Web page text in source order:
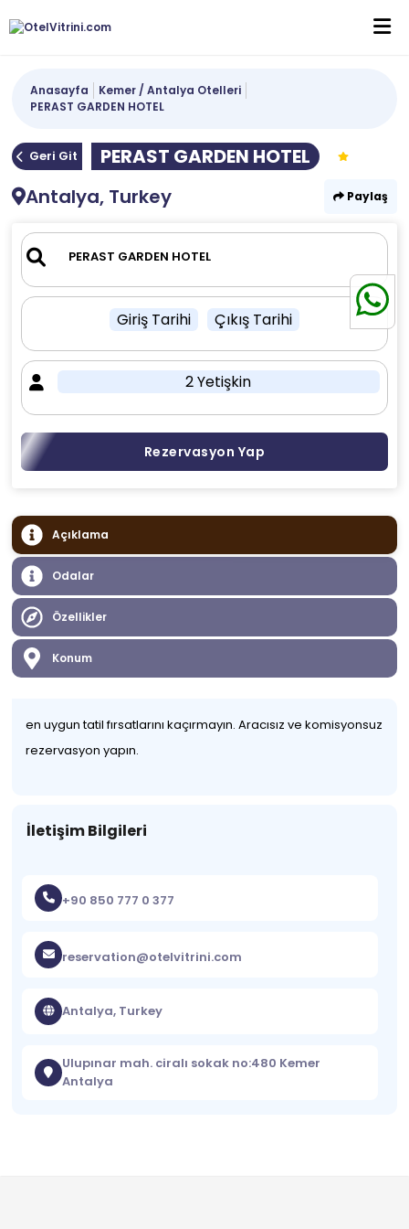
Anasayfa
Kemer / Antalya Otelleri
PERAST GARDEN HOTEL
Geri Git
PERAST GARDEN HOTEL
Antalya, Turkey
Paylaş
Giriş Tarihi Çıkış Tarihi
2 Yetişkin
Rezervasyon Yap
Açıklama
Odalar
Özellikler
Konum
en uygun tatil fırsatlarını kaçırmayın. Aracısız ve komisyonsuz
rezervasyon yapın.
İletişim Bilgileri
+90 850 777 0 377
reservation@otelvitrini.com
Antalya, Turkey
Ulupınar mah. ciralı sokak no:480 Kemer
Antalya